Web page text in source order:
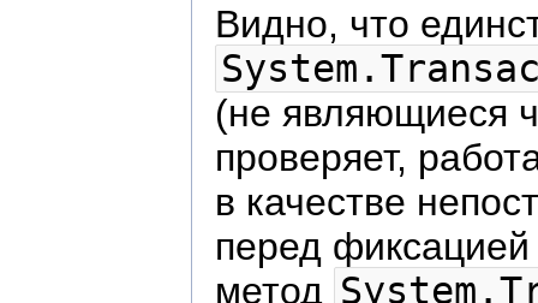
Видно, что
(не являющиеся
проверяет,
в качестве
перед
метод